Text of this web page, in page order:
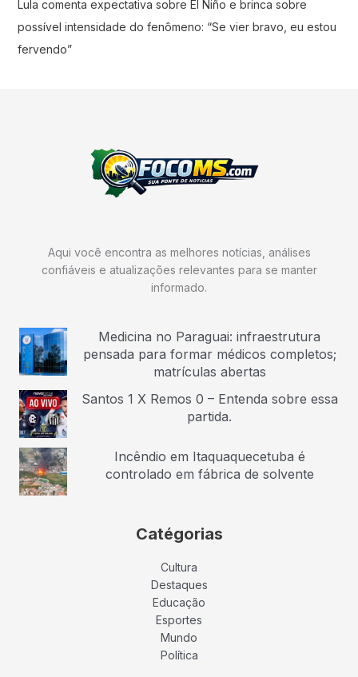
Lula comenta expectativa sobre El Niño e brinca sobre
possível intensidade do fenômeno: “Se vier bravo, eu estou
fervendo”
Aqui você encontra as melhores notícias, análises
confiáveis e atualizações relevantes para se manter
informado.
Medicina no Paraguai: infraestrutura
pensada para formar médicos completos;
matrículas abertas
Santos 1 X Remos 0 – Entenda sobre essa
partida.
Incêndio em Itaquaquecetuba é
controlado em fábrica de solvente
Catégorias
Cultura
Destaques
Educação
Esportes
Mundo
Política